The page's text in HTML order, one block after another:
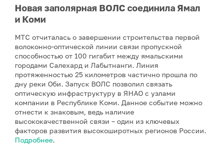
Новая заполярная ВОЛС соединила Ямал
и Коми
МТС отчиталась о завершении строительства первой
волоконно-оптической линии связи пропускной
способностью от 100 гигабит между ямальскими
городами Салехард и Лабытнанги. Линия
протяженностью 25 километров частично прошла по
дну реки Оби. Запуск ВОЛС позволил связать
оптическую инфраструктуру в ЯНАО с узлами
компании в Республике Коми. Данное событие можно
отнести к знаковым, ведь наличие
высококачественной связи – один из ключевых
факторов развития высокоширотных регионов России.
Подробнее.